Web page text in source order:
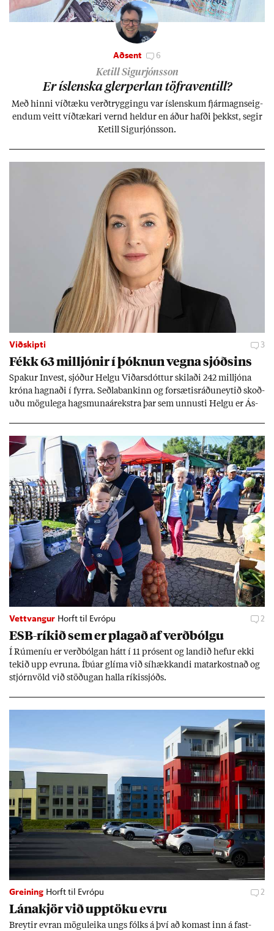
Aðsent 6
Ketill Sigurjónsson
Er ís­lenska glerperl­an töfra­ventill?
Með hinni víð­tæku verð­trygg­ingu var ís­lensk­um fjár­magns­eig­
end­um veitt víð­tæk­ari vernd held­ur en áð­ur hafði þekkst, seg­ir
Ketill Sig­ur­jóns­son.
Viðskipti 3
Fékk 63 millj­ón­ir í þókn­un vegna sjóðs­ins
Spak­ur In­vest, sjóð­ur Helgu Við­ars­dótt­ur skil­aði 242 millj­óna
króna hagn­aði í fyrra. Seðla­bank­inn og for­sæt­is­ráðu­neyt­ið skoð­
uðu mögu­lega hags­muna­árekstra þar sem unnusti Helgu er Ás­
Vettvangur Horft til Evrópu 2
ESB-rík­ið sem er plag­að af verð­bólgu
Í Rúm­en­íu er verð­bólg­an hátt í 11 pró­sent og land­ið hef­ur ekki
tek­ið upp evr­una. Íbú­ar glíma við sí­hækk­andi mat­ar­kostn­að og
stjórn­völd við stöð­ug­an halla rík­is­sjóðs.
Greining Horft til Evrópu 2
Lána­kjör við upp­töku evru
Breyt­ir evr­an mögu­leika ungs fólks á því að kom­ast inn á fast­